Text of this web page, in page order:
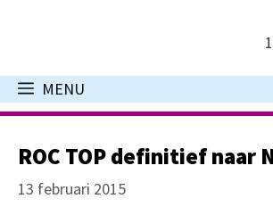
inhoud
MENU
ROC TOP definitief naar
13 februari 2015